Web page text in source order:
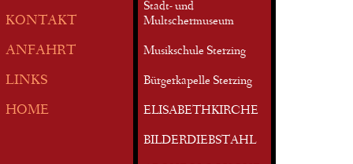
KONTAKT
ANFAHRT
LINKS
HOME
Stadt- und
Multschermuseum
Musikschule Sterzing
Bürgerkapelle Sterzing
ELISABETHKIRCHE
BILDERDIEBSTAHL